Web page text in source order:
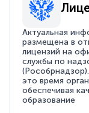
Актуальная
размещена в
лицензий на
службы по
это время
обеспечивая
образование